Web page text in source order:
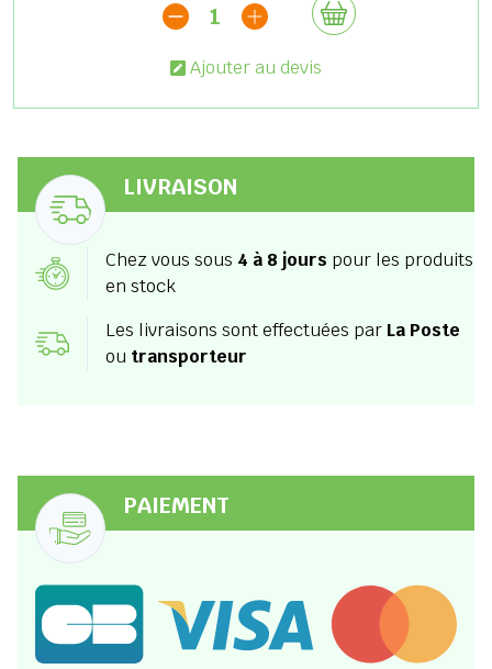
1
Ajouter au devis
LIVRAISON
Chez vous sous 4 à 8 jours pour les produits
en stock
Les livraisons sont effectuées par La Poste
ou transporteur
PAIEMENT